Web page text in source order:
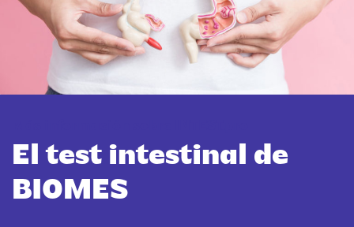
El test intestinal de
BIOMES